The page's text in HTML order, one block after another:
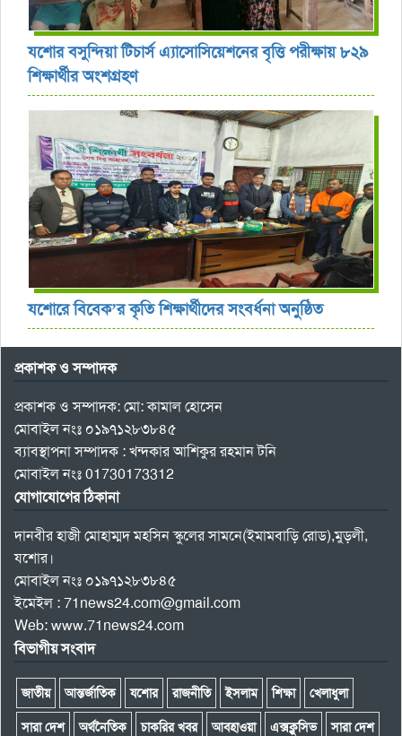
যশোর বসুন্দিয়া টিচার্স এ্যাসোসিয়েশনের বৃত্তি পরীক্ষায় ৮২৯
শিক্ষার্থীর অংশগ্রহণ
যশোরে বিবেক’র কৃতি শিক্ষার্থীদের সংবর্ধনা অনুষ্ঠিত
প্রকাশক ও সম্পাদক
প্রকাশক ও সম্পাদক: মো: কামাল হোসেন
মোবাইল নংঃ ০১৯৭১২৮৩৮৪৫
ব্যাবস্থাপনা সম্পাদক : খন্দকার আশিকুর রহমান টনি
মোবাইল নংঃ 01730173312
যোগাযোগের ঠিকানা
দানবীর হাজী মোহাম্মদ মহসিন স্কুলের সামনে(ইমামবাড়ি রোড),মুড়লী,
যশোর।
মোবাইল নংঃ ০১৯৭১২৮৩৮৪৫
ইমেইল : 71news24.com@gmail.com
Web: www.71news24.com
বিভাগীয় সংবাদ
জাতীয় আন্তর্জাতিক যশোর রাজনীতি ইসলাম শিক্ষা খেলাধুলা
সারা দেশ অর্থনৈতিক চাকরির খবর আবহাওয়া এক্সক্লুসিভ সারা দেশ